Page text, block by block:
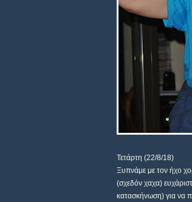
Τετάρτη (22/8/18)
Ξυπνάμε με τον ήχο
(σχεδόν χαχα)
κατασκήνωση) για να